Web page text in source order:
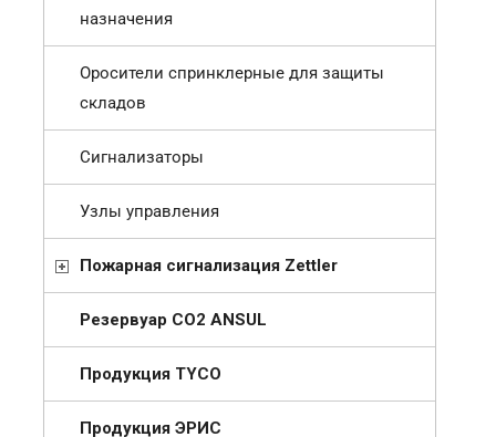
назначения
Оросители спринклерные для защиты
складов
Сигнализаторы
Узлы управления
Пожарная сигнализация Zettler
Резервуар СО2 ANSUL
Продукция TYCO
Продукция ЭРИС